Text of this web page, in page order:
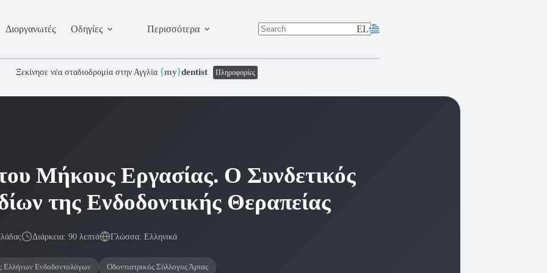
Διοργανωτές Οδηγίες
Περισσότερα
EL
Ξεκίνησε νέα σταδιοδρομία στην Αγγλία {my}dentist Πληροφορίες
Μήκους Εργασίας. Ο Συνδετικός
της Ενδοδοντικής Θεραπείας
Διάρκεια: 90 λεπτά Γλώσσα: Ελληνικά
Ελλήνων Ενδοδοντολόγων Οδοντιατρικός Σύλλογος Άρτας